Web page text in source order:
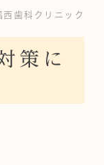
歯科クリニック
策に